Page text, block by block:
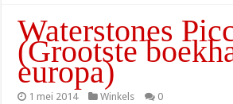
Waterstones
(Grootste
europa)
1 mei 2014 Winkels 0